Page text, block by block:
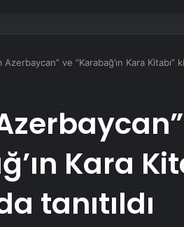
Azerbaycan” ve “Karabağ’ın Kara Kitabı”
Kara
tanıtıldı